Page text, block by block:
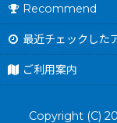
Recommend
最近チェックした
ご利用案内
Copyright (C)